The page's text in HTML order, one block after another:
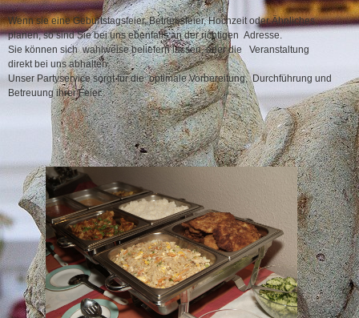
Wenn sie eine Geburtstagsfeier, Betriebsfeier, Hochzeit oder Ähnliches
planen, so sind Sie bei uns ebenfalls an der richtigen Adresse.
Sie können sich wahlweise beliefern lassen, oder die Veranstaltung
direkt bei uns abhalten.
Unser Partyservice sorgt für die optimale Vorbereitung, Durchführung und
Betreuung ihrer Feier.